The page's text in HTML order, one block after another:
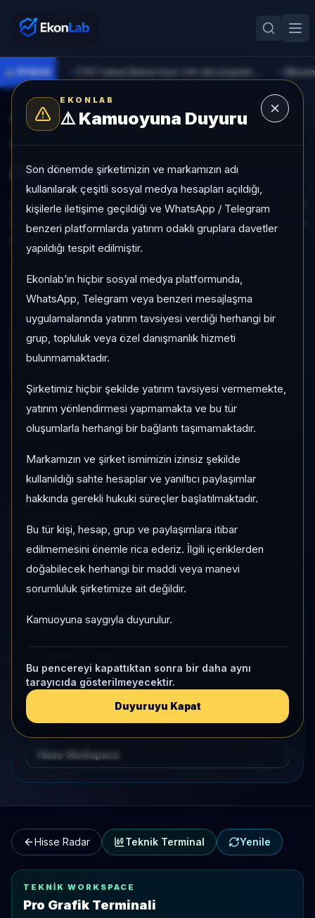
EKONLAB
⚠️Kamuoyuna Duyuru
Son dönemde şirketimizin ve markamızın adı
kullanılarak çeşitli sosyal medya hesapları açıldığı,
kişilerle iletişime geçildiği ve WhatsApp / Telegram
benzeri platformlarda yatırım odaklı gruplara davetler
yapıldığı tespit edilmiştir.
Ekonlab’ın hiçbir sosyal medya platformunda,
WhatsApp, Telegram veya benzeri mesajlaşma
uygulamalarında yatırım tavsiyesi verdiği herhangi bir
grup, topluluk veya özel danışmanlık hizmeti
bulunmamaktadır.
Şirketimiz hiçbir şekilde yatırım tavsiyesi vermemekte,
yatırım yönlendirmesi yapmamakta ve bu tür
oluşumlarla herhangi bir bağlantı taşımamaktadır.
Markamızın ve şirket ismimizin izinsiz şekilde
kullanıldığı sahte hesaplar ve yanıltıcı paylaşımlar
hakkında gerekli hukuki süreçler başlatılmaktadır.
Bu tür kişi, hesap, grup ve paylaşımlara itibar
edilmemesini önemle rica ederiz. İlgili içeriklerden
doğabilecek herhangi bir maddi veya manevi
sorumluluk şirketimize ait değildir.
Kamuoyuna saygıyla duyurulur.
Bu pencereyi kapattıktan sonra bir daha aynı
tarayıcıda gösterilmeyecektir.
Duyuruyu Kapat
● PİYASA
AI Hisse Radar/ASELS
SUNUCU TARAFI HISSE GIRIŞI
ASELSAN
ASELSAN, Sat kategorisinde, son 1 ayda %-12,58, son
3 ayda %-19,11, orta risk profiliyle, SAT sinyaliyle hisse
analizi EkonLab detay sayfasında sunulur.
ASELS Sat Risk: Orta Son fiyat:
1 AY VE 3 AY PERFORMANS
%-12,58
3 Ay:%-19,11
KATEGORI KONUMU
22/36
Momentum bazlı kategori içi sıra
KALITE / DEĞERLEME
100 / 32
Pro Terminal
Hisse Karşılaştırma
Kategori Benchmark
Hisse Workspace
Hisse Radar Teknik Terminal Yenile
TEKNIK WORKSPACE
Pro Grafik Terminali